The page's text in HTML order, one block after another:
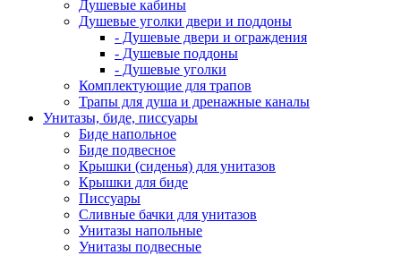
Душевые кабины
Душевые уголки двери и поддоны
- Душевые двери и ограждения
- Душевые поддоны
- Душевые уголки
Комплектующие для трапов
Трапы для душа и дренажные каналы
Унитазы, биде, писсуары
Биде напольное
Биде подвесное
Крышки (сиденья) для унитазов
Крышки для биде
Писсуары
Сливные бачки для унитазов
Унитазы напольные
Унитазы подвесные